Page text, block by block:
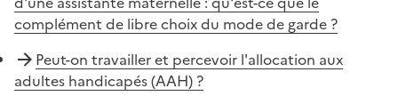
complément de libre choix du mode de garde ?
Peut-on travailler et percevoir l'allocation aux
adultes handicapés (AAH) ?